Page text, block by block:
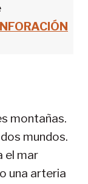
montañas.
mundos.
el mar
una arteria